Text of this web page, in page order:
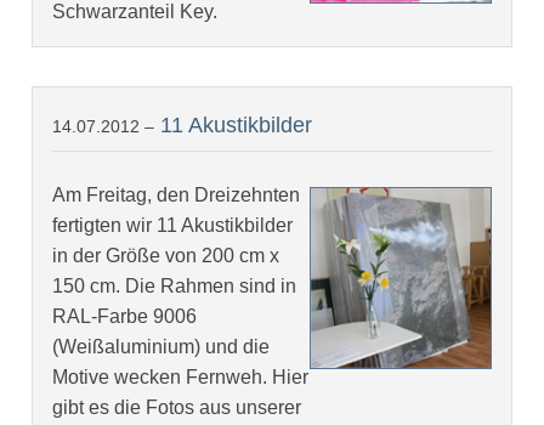
Schwarzanteil Key.
14.07.2012 – 11 Akustikbilder
Am Freitag, den Dreizehnten
fertigten wir 11 Akustikbilder
in der Größe von 200 cm x
150 cm. Die Rahmen sind in
RAL-Farbe 9006
(Weißaluminium) und die
Motive wecken Fernweh. Hier
gibt es die Fotos aus unserer